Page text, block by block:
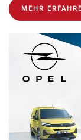
MEHR